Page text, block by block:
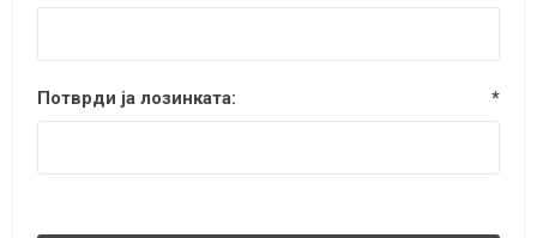
Потврди ја лозинката: *